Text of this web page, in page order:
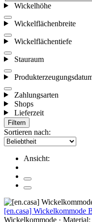
Wickelhöhe
Wickelflächenbreite
Wickelflächentiefe
Stauraum
Zahlungsarten
Shops
Lieferzeit
Filtern
Sortieren nach:
Ansicht:
[en.casa] Wickelkommode
Wickelkommode ·